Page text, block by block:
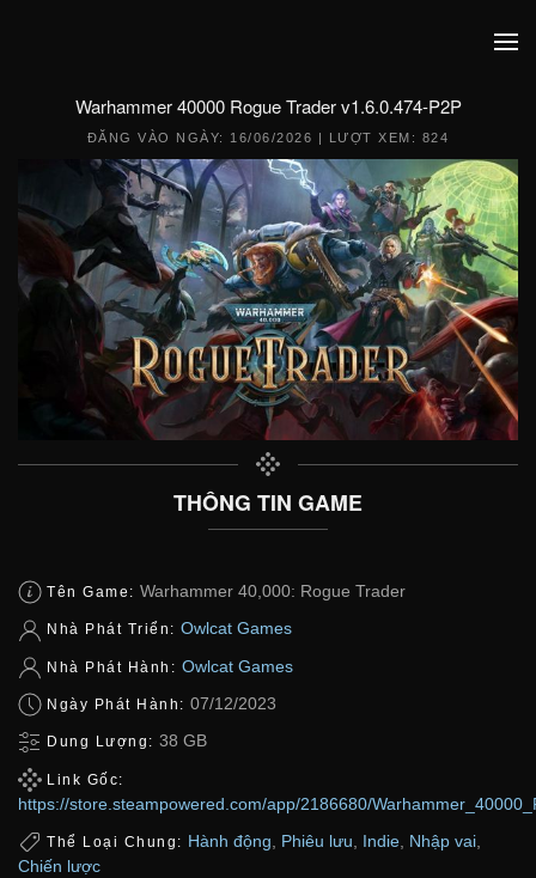
Warhammer 40000 Rogue Trader v1.6.0.474-P2P
ĐĂNG VÀO NGÀY: 16/06/2026 | LƯỢT XEM: 824
THÔNG TIN GAME
Tên Game: Warhammer 40,000: Rogue Trader
Nhà Phát Triển: Owlcat Games
Nhà Phát Hành: Owlcat Games
Ngày Phát Hành: 07/12/2023
Dung Lượng: 38 GB
Link Gốc:
https://store.steampowered.com/app/2186680/
Thể Loại Chung: Hành động Phiêu lưu Indie Nhập vai
Chiến lược